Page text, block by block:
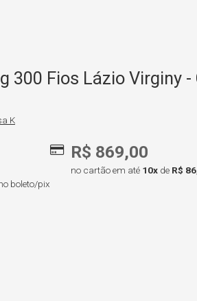
300 Fios Lázio Virginy -
K
boleto/pix
R$ 869,00
no cartão em até 10x de R$